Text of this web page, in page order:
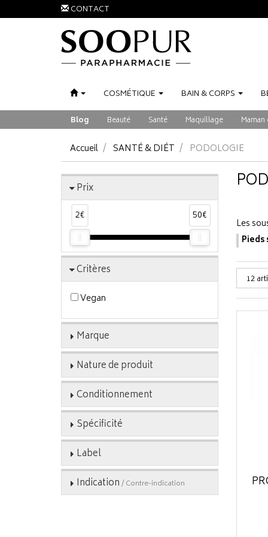
CONTACT
COSMÉTIQUE BAIN &CORPS
Blog Beauté Santé Maquillage
Accueil SANTÉ & DIÉT PODOLOGIE
Prix
2€ 50€
Critères
Vegan
Marque
Nature de produit
Conditionnement
Spécificité
Label
Indication / Contre-indication
Les
Pieds